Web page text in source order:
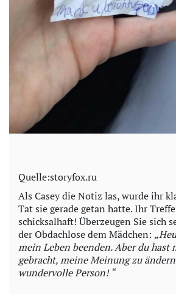
Quelle:storyfox.ru
Als Casey die Notiz las, wurde ihr
Tat sie gerade getan hatte. Ihr
schicksalhaft! Überzeugen Sie sich
der Obdachlose dem Mädchen:
mein Leben beenden. Aber du hast
gebracht, meine Meinung zu
wundervolle Person! “